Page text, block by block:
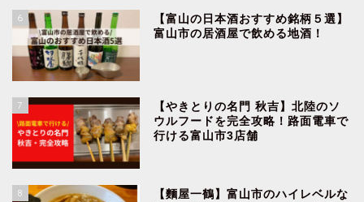
6
【富山の日本酒おすすめ銘柄５選】
富山市の居酒屋で飲める地酒！
7
【やきとりの名門 秋吉】北陸のソ
ウルフードを完全攻略！路面電車で
行ける富山市3店舗
8
【麵屋一鶴】富山市のハイレベルな